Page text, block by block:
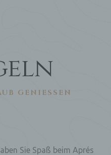
GENIESSEN K
Sie Spaß beim Aprés